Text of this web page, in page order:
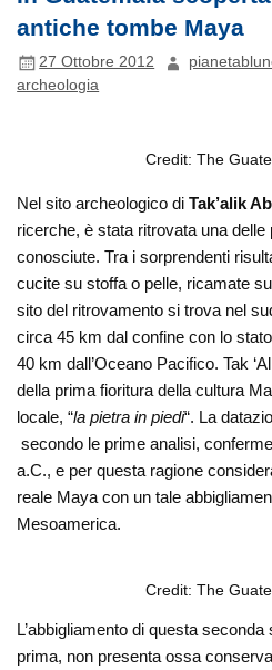
antiche tombe Maya
27 Ottobre 2012
archeologia
Credit: The
Nel sito archeologico diTak’alik
ricerche, è stata ritrovata una
conosciute. Tra i sorprendenti
cucite su stoffa o pelle, ricamate
sito del ritrovamento si trova nel
circa 45 km dal confine con lo
40 km dall’Oceano Pacifico. Tak
della prima fioritura della cultura
locale, “la pietra in piedi“. La
secondo le prime analisi,
a.C., e per questa ragione
reale Maya con un tale
Mesoamerica.
Credit: The
L’abbigliamento di questa
prima, non presenta ossa